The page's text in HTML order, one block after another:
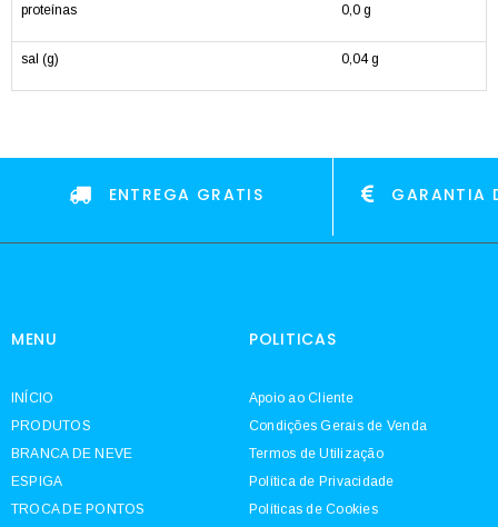
proteínas 0,0 g
sal (g) 0,04 g
ENTREGA GRATIS GARANTIA
MENU
INÍCIO
PRODUTOS
BRANCA DE NEVE
ESPIGA
TROCA DE PONTOS
POLITICAS
Apoio ao Cliente
Condições Gerais de Venda
Termos de Utilização
Política de Privacidade
Políticas de Cookies